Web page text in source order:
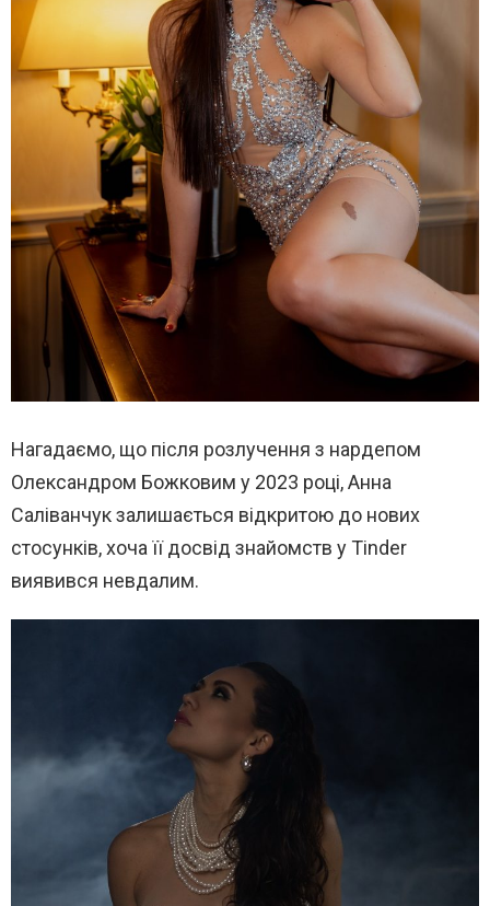
Нагадаємо, що після розлучення з нардепом
Олександром Божковим у 2023 році, Анна
Саліванчук залишається відкритою до нових
стосунків, хоча її досвід знайомств у Tinder
виявився невдалим.